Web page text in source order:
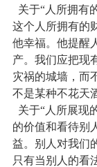
关于“人所拥有
这个人所拥有的
他幸福。他提醒
产。我们应把现
灾祸的城墙，而
不是某种不花天
关于“人所展现
的价值和看待别
益。别人对我们
只有当别人的看